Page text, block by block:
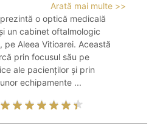
Arată mai multe >>
o optică medicală
un cabinet oftalmologic
pe Aleea Vitioarei. Această
prin focusul său pe
ale pacienților și prin
echipamente ...